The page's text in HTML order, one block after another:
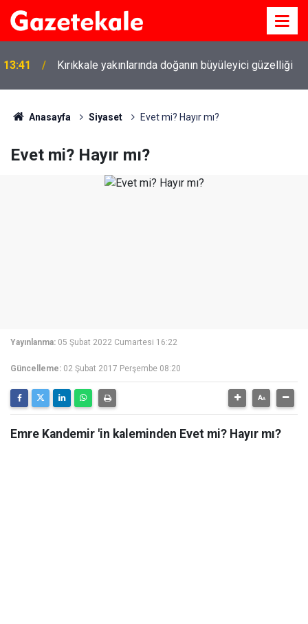
13:41 Kırıkkale yakınlarında doğanın büyüleyici güzelliği
Anasayfa Siyaset Evet mi? Hayır mı?
Evet mi? Hayır mı?
Yayınlanma: 05 Şubat 2022 Cumartesi 16:22
Güncelleme: 02 Şubat 2017 Perşembe 08:20
Emre Kandemir 'in kaleminden Evet mi? Hayır mı?